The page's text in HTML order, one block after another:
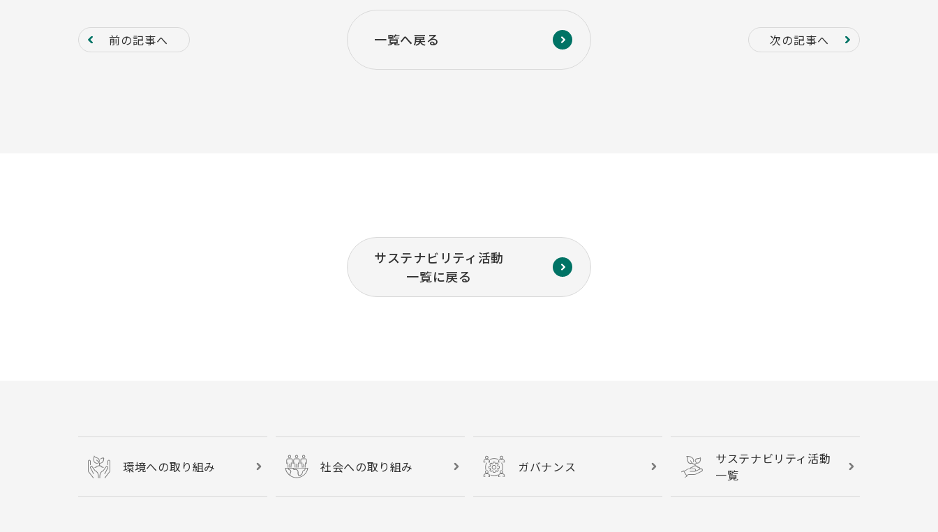
前の記事へ 次の記事へ
一覧へ戻る
サステナビリティ活動
一覧に戻る
環境への取り組み 社会への取り組み ガバナンス
サステナビリティ活動
一覧